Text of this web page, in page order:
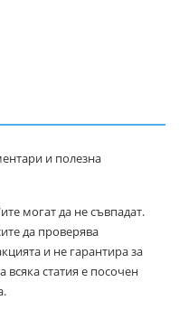
и полезна
могат да не съвпадат.
да проверява
и не гарантира за
всяка статия е посочен